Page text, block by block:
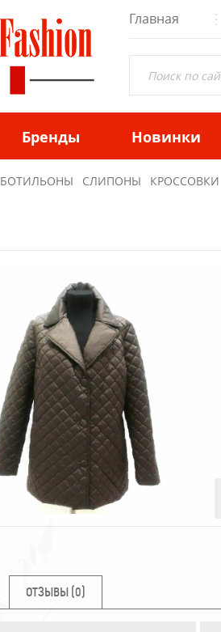
Главная
Бренды Новинки
БОТИЛЬОНЫ СЛИПОНЫ КРОССОВКИ
ОТЗЫВЫ (0)